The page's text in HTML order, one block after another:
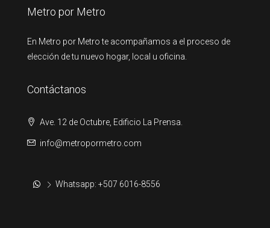
Metro por Metro
En Metro por Metro te acompañamos a el proceso de
elección de tu nuevo hogar, local u oficina.
Contáctanos
Ave. 12 de Octubre, Edificio La Prensa.
info@metropormetro.com
Whatsapp: +507 6016-8556